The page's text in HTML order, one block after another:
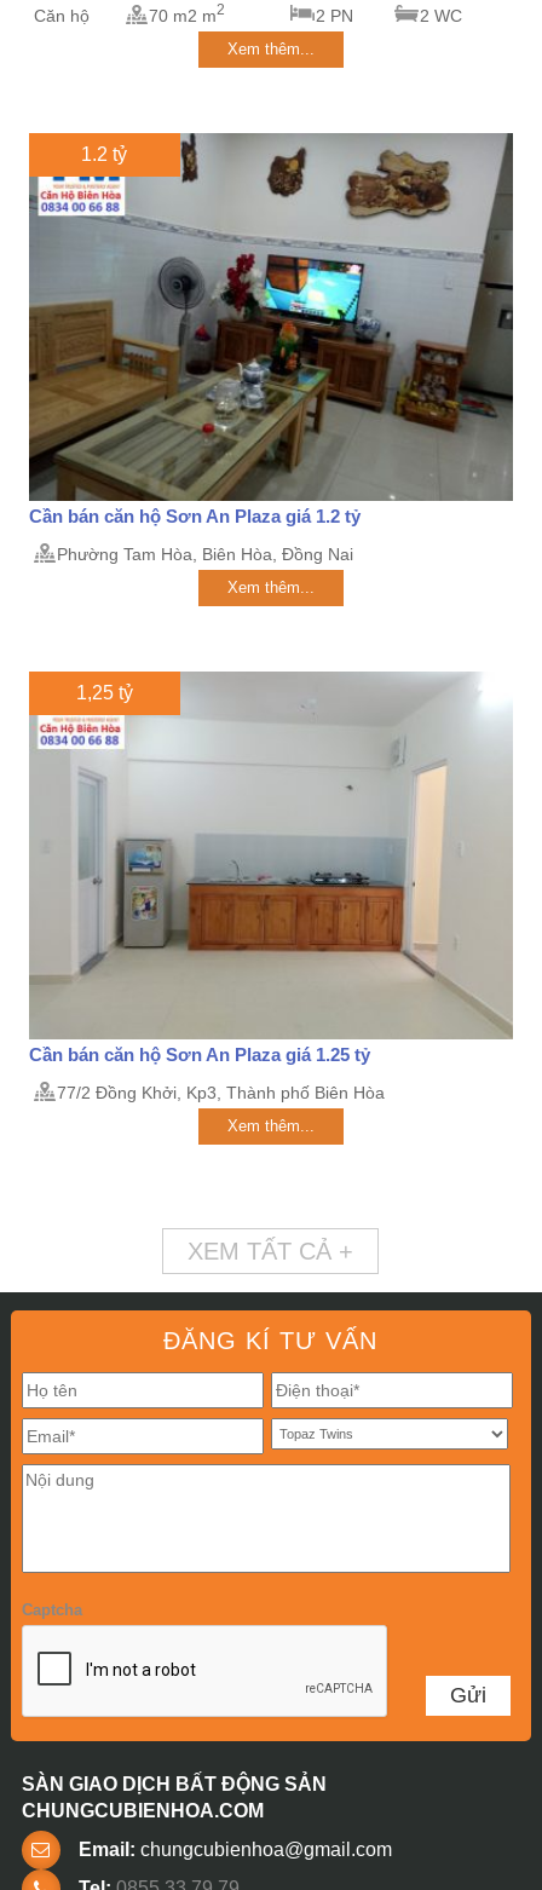
Căn hộ 70 m2 m2 2 PN 2 WC
Xem thêm...
1.2 tỷ
Cần bán căn hộ Sơn An Plaza giá 1.2 tỷ
Phường Tam Hòa, Biên Hòa, Đồng Nai
Xem thêm...
1,25 tỷ
Cần bán căn hộ Sơn An Plaza giá 1.25 tỷ
77/2 Đồng Khởi, Kp3, Thành phố Biên Hòa
Xem thêm...
XEM TẤT CẢ +
ĐĂNG KÍ TƯ VẤN
Captcha
SÀN GIAO DỊCH BẤT ĐỘNG SẢN
CHUNGCUBIENHOA.COM
Email: chungcubienhoa@gmail.com